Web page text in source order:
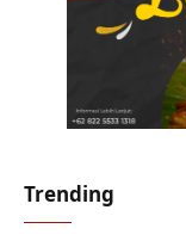
Trending